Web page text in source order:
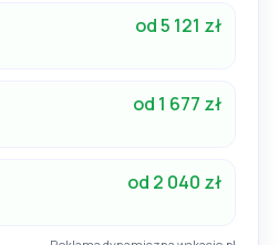
od 5 121 zł
od 1 677 zł
od 2 040 zł